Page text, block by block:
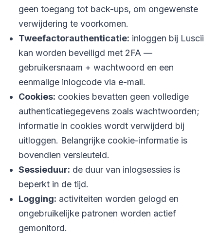
geen toegang tot back-ups, om ongewenste
verwijdering te voorkomen.
Tweefactorauthenticatie: inloggen bij Luscii
kan worden beveiligd met 2FA —
gebruikersnaam + wachtwoord en een
eenmalige inlogcode via e-mail.
Cookies: cookies bevatten geen volledige
authenticatiegegevens zoals wachtwoorden;
informatie in cookies wordt verwijderd bij
uitloggen. Belangrijke cookie-informatie is
bovendien versleuteld.
Sessieduur: de duur van inlogsessies is
beperkt in de tijd.
Logging: activiteiten worden gelogd en
ongebruikelijke patronen worden actief
gemonitord.